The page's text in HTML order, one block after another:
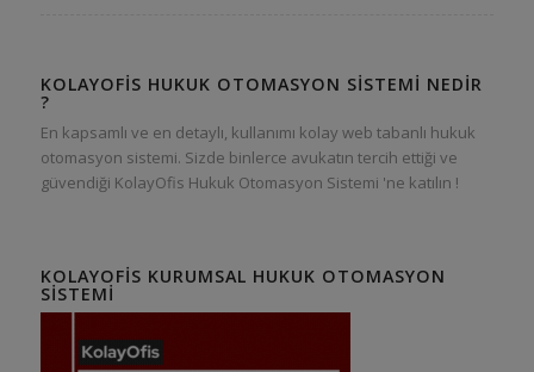
KOLAYOFIS HUKUK OTOMASYON SISTEMI NEDIR
?
En kapsamlı ve en detaylı, kullanımı kolay web tabanlı hukuk
otomasyon sistemi. Sizde binlerce avukatın tercih ettiği ve
güvendiği KolayOfis Hukuk Otomasyon Sistemi 'ne katılın !
KOLAYOFIS KURUMSAL HUKUK OTOMASYON
SISTEMI